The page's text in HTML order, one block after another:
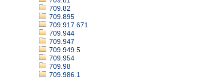
709.82
709.895
709.917.671
709.944
709.947
709.949.5
709.954
709.98
709.986.1